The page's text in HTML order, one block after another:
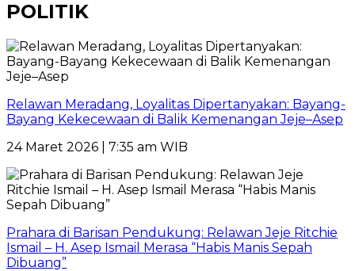
POLITIK
Relawan Meradang, Loyalitas Dipertanyakan: Bayang-
Bayang Kekecewaan di Balik Kemenangan Jeje–Asep
24 Maret 2026 | 7:35 am WIB
Prahara di Barisan Pendukung: Relawan Jeje Ritchie
Ismail – H. Asep Ismail Merasa “Habis Manis Sepah
Dibuang”